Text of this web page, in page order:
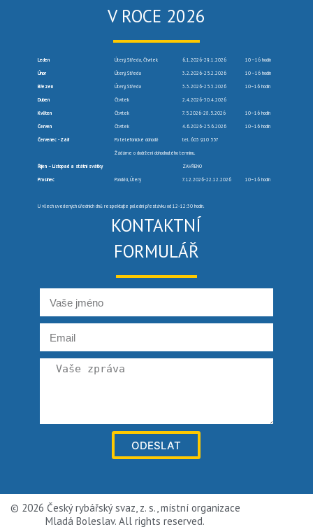
V ROCE 2026
Leden Úterý, Středa, Čtvrtek 6.1.2026-29.1.2026 10 –16 hodin
Únor Úterý, Středa 3.2.2026-25.2.2026 10 –16 hodin
Březen Úterý, Středa 3.3.2026-25.3.2026 10–16 hodin
Duben Čtvrtek 2.4.2026-30.4.2026
Květen Čtvrtek 7.5.2026-28.5.2026 10–16 hodin
Červen Čtvrtek 4.6.2026-25.6.2026 10–16 hodin
Červenec -Září Po telefonické dohodě tel. 603 910 557
Žádáme o dodržení dohodnutého termínu.
Říjen – Listopad a státní svátky ZAVŘENO
Prosinec Pondělí, Úterý 7.12.2026-22.12.2026 10–16 hodin
U všech uvedených úředních dnů respektujte polední přestávku od 12-12:30 hodin.
KONTAKTNÍ
FORMULÁŘ
ODESLAT
© 2026 Český rybářský svaz, z. s., místní organizace
Mladá Boleslav. All rights reserved.